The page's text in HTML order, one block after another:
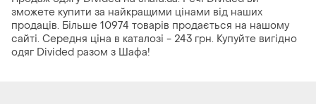
зможете купити за найкращими цінами від наших
продаців. Більше 10974 товарів продається на нашому
сайті. Середня ціна в каталозі - 243 грн. Купуйте вигідно
одяг Divided разом з Шафа!